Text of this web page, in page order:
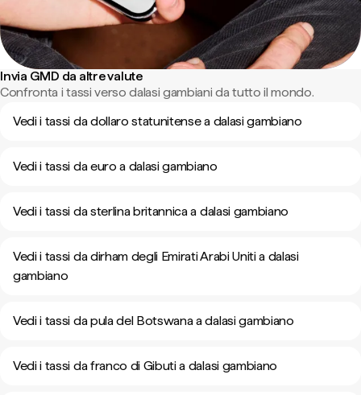
Invia GMD da altre valute
Confronta i tassi verso dalasi gambiani da tutto il mondo.
Vedi i tassi da dollaro statunitense a dalasi gambiano
Vedi i tassi da euro a dalasi gambiano
Vedi i tassi da sterlina britannica a dalasi gambiano
Vedi i tassi da dirham degli Emirati Arabi Uniti a dalasi
gambiano
Vedi i tassi da pula del Botswana a dalasi gambiano
Vedi i tassi da franco di Gibuti a dalasi gambiano